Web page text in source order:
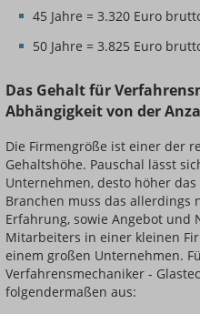
45 Jahre = 3.320 Euro
50 Jahre = 3.825 Euro
Das Gehalt für
Abhängigkeit von der
Die Firmengröße ist einer der
Gehaltshöhe. Pauschal lässt
Unternehmen, desto höher
Branchen muss das allerdings
Erfahrung, sowie Angebot und
Mitarbeiters in einer kleinen
einem großen Unternehmen.
Verfahrensmechaniker -
folgendermaßen aus: